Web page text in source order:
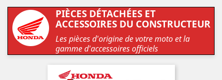
PIÈCES DÉTACHÉES ET
ACCESSOIRES DU CONSTRUCTEUR
Les pièces d'origine de votre moto et la
gamme d'accessoires officiels